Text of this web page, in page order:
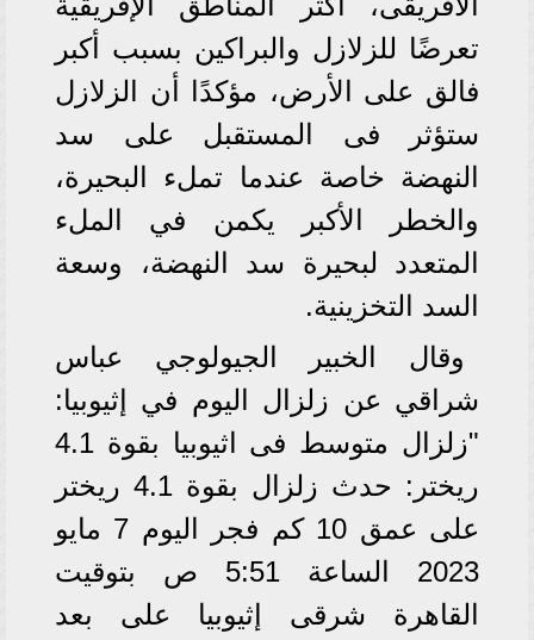
تعرضًا للزلازل والبراكين بسبب أكبر
فالق على الأرض، مؤكدًا أن الزلازل
ستؤثر فى المستقبل على سد
النهضة خاصة عندما تملء البحيرة،
والخطر الأكبر يكمن في الملء
المتعدد لبحيرة سد النهضة، وسعة
السد التخزينية.
وقال الخبير الجيولوجي عباس
شراقي عن زلزال اليوم في إثيوبيا:
"زلزال متوسط فى اثيوبيا بقوة 4.1
ريختر: حدث زلزال بقوة 4.1 ريختر
على عمق 10 كم فجر اليوم 7 مايو
2023 الساعة 5:51 ص بتوقيت
القاهرة شرقى إثيوبيا على بعد